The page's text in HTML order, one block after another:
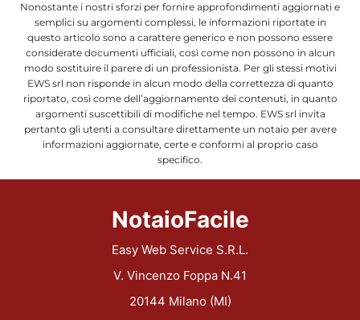
Nonostante i nostri sforzi per fornire approfondimenti aggiornati e
semplici su argomenti complessi, le informazioni riportate in
questo articolo sono a carattere generico e non possono essere
considerate documenti ufficiali, così come non possono in alcun
modo sostituire il parere di un professionista. Per gli stessi motivi
EWS srl non risponde in alcun modo della correttezza di quanto
riportato, così come dell’aggiornamento dei contenuti, in quanto
argomenti suscettibili di modifiche nel tempo. EWS srl invita
pertanto gli utenti a consultare direttamente un notaio per avere
informazioni aggiornate, certe e conformi al proprio caso
specifico.
NotaioFacile
Easy Web Service S.R.L.
V. Vincenzo Foppa N.41
20144 Milano (MI)